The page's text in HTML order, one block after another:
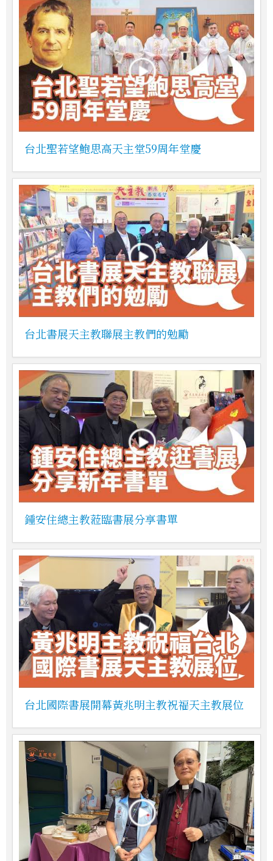
台北聖若望鮑思高天主堂59周年堂慶
台北書展天主教聯展主教們的勉勵
鍾安住總主教蒞臨書展分享書單
台北國際書展開幕黃兆明主教祝福天主教展位